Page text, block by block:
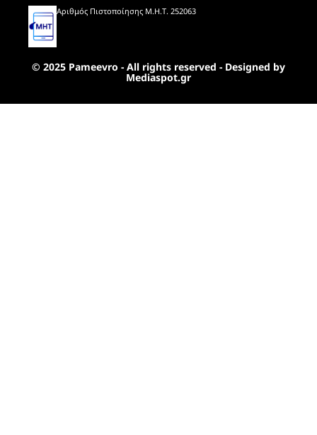
Αριθμός Πιστοποίησης Μ.Η.Τ. 252063
© 2025 Pameevro - All rights reserved - Designed by
Mediaspot.gr